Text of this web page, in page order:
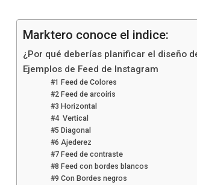
Marktero conoce el indice:
¿Por qué deberías planificar el diseño
Ejemplos de Feed de Instagram
#1 Feed de Colores
#2 Feed de arcoíris
#3 Horizontal
#4 Vertical
#5 Diagonal
#6 Ajederez
#7 Feed de contraste
#8 Feed con bordes blancos
#9 Con Bordes negros